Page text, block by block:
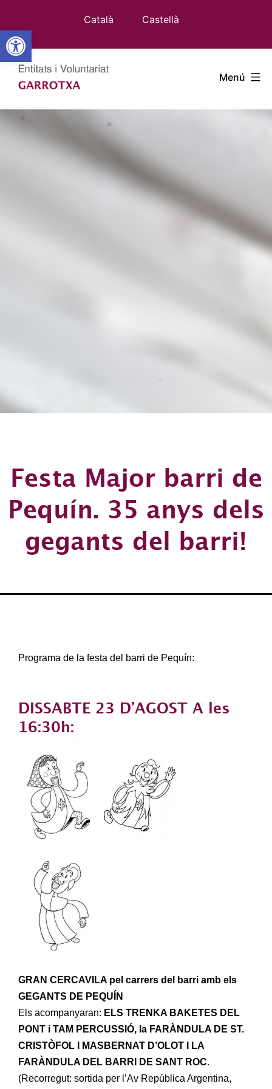
Obre la barra d'eines
al
contingut
Català Castellà
Menú
Festa Major barri de
Pequín. 35 anys dels
gegants del barri!
Programa de la festa del barri de Pequín:
DISSABTE 23 D’AGOST A les
16:30h:
GRAN CERCAVILA pel carrers del barri amb els
GEGANTS DE PEQUÍN
Els acompanyaran: ELS TRENKA BAKETES DEL
PONT i TAM PERCUSSIÓ, la FARÀNDULA DE ST.
CRISTÒFOL I MASBERNAT D’OLOT I LA
FARÀNDULA DEL BARRI DE SANT ROC.
(Recorregut: sortida per l’Av República Argentina,